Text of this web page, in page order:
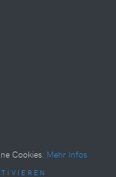
Cookies. Mehr Infos